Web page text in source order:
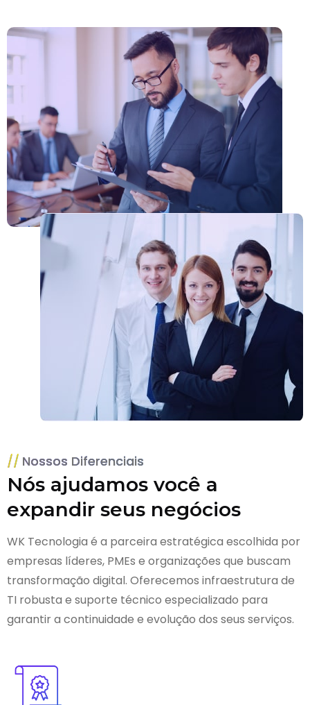
Nossos Diferenciais
Nós ajudamos você a
expandir seus negócios
WK Tecnologia é a parceira estratégica escolhida por
empresas líderes, PMEs e organizações que buscam
transformação digital. Oferecemos infraestrutura de
TI robusta e suporte técnico especializado para
garantir a continuidade e evolução dos seus serviços.